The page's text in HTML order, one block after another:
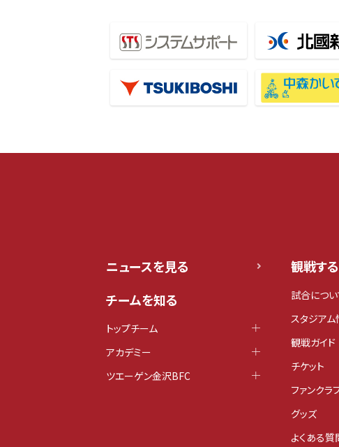
ニュースを見る
チームを知る
トップチーム
アカデミー
ツエーゲン金沢BFC
観戦する
試合につい
スタジアム
観戦ガイド
チケット
ファンクラ
グッズ
よくある質